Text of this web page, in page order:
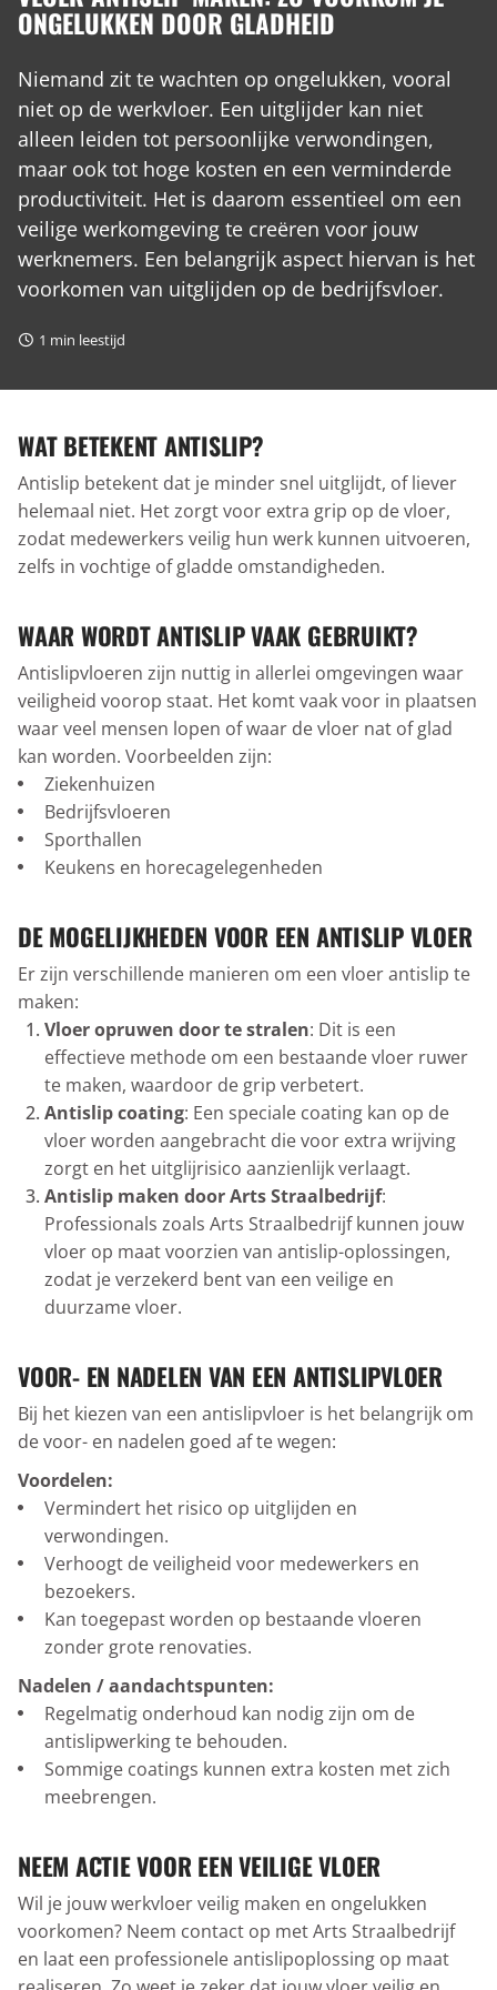
ONGELUKKEN DOOR GLADHEID
Niemand zit te wachten op ongelukken, vooral
niet op de werkvloer. Een uitglijder kan niet
alleen leiden tot persoonlijke verwondingen,
maar ook tot hoge kosten en een verminderde
productiviteit. Het is daarom essentieel om een
veilige werkomgeving te creëren voor jouw
werknemers. Een belangrijk aspect hiervan is het
voorkomen van uitglijden op de bedrijfsvloer.
1 min leestijd
WAT BETEKENT ANTISLIP?
Antislip betekent dat je minder snel uitglijdt, of liever
helemaal niet. Het zorgt voor extra grip op de vloer,
zodat medewerkers veilig hun werk kunnen uitvoeren,
zelfs in vochtige of gladde omstandigheden.
WAAR WORDT ANTISLIP VAAK GEBRUIKT?
Antislipvloeren zijn nuttig in allerlei omgevingen waar
veiligheid voorop staat. Het komt vaak voor in plaatsen
waar veel mensen lopen of waar de vloer nat of glad
kan worden. Voorbeelden zijn:
Ziekenhuizen
Bedrijfsvloeren
Sporthallen
Keukens en horecagelegenheden
DE MOGELIJKHEDEN VOOR EEN ANTISLIP VLOER
Er zijn verschillende manieren om een vloer antislip te
maken:
Vloer opruwen door te stralen: Dit is een
effectieve methode om een bestaande vloer ruwer
te maken, waardoor de grip verbetert.
Antislip coating: Een speciale coating kan op de
vloer worden aangebracht die voor extra wrijving
zorgt en het uitglijrisico aanzienlijk verlaagt.
Antislip maken door Arts Straalbedrijf:
Professionals zoals Arts Straalbedrijf kunnen jouw
vloer op maat voorzien van antislip-oplossingen,
zodat je verzekerd bent van een veilige en
duurzame vloer.
VOOR- EN NADELEN VAN EEN ANTISLIPVLOER
Bij het kiezen van een antislipvloer is het belangrijk om
de voor- en nadelen goed af te wegen:
Voordelen:
Vermindert het risico op uitglijden en
verwondingen.
Verhoogt de veiligheid voor medewerkers en
bezoekers.
Kan toegepast worden op bestaande vloeren
zonder grote renovaties.
Nadelen / aandachtspunten:
Regelmatig onderhoud kan nodig zijn om de
antislipwerking te behouden.
Sommige coatings kunnen extra kosten met zich
meebrengen.
NEEM ACTIE VOOR EEN VEILIGE VLOER
Wil je jouw werkvloer veilig maken en ongelukken
voorkomen? Neem contact op met Arts Straalbedrijf
en laat een professionele antislipoplossing op maat